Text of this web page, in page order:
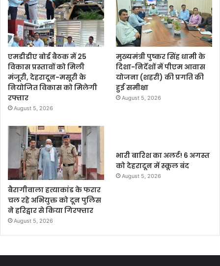
एमडीडीए बोर्ड बैठक में 25
विकास प्रस्तावों को मिली
मंजूरी, देहरादून-मसूरी के
नियोजित विकास को मिलेगी
रफ्तार
August 5, 2026
मुख्यमंत्री पुष्कर सिंह धामी के
दिशा-निर्देशों में पीएम आवास
योजना (शहरी) की प्रगति की
हुई समीक्षा
August 5, 2026
बैरागीवाला हत्याकांड के फरार
चल रहे अभियुक्त को दून पुलिस
ने हरिद्वार से किया गिरफ्तार
August 5, 2026
भारी बारिश का अलर्ट! 6 अगस्त
को देहरादून में स्कूल बंद
August 5, 2026